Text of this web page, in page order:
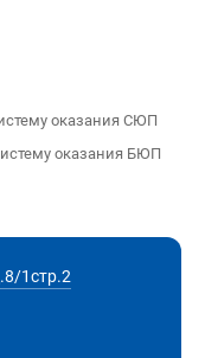
оказания СЮП
оказания БЮП
1стр.2